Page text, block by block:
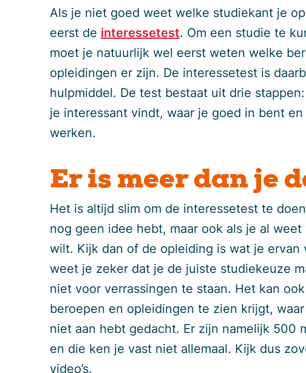
Als je niet goed weet welke studiekant je
eerst de interessetest. Om een studie te
moet je natuurlijk wel eerst weten welke
opleidingen er zijn. De interessetest is
hulpmiddel. De test bestaat uit drie
je interessant vindt, waar je goed in bent
werken.
Er is meer dan je
Het is altijd slim om de interessetest te
nog geen idee hebt, maar ook als je al
wilt. Kijk dan of de opleiding is wat je ervan
weet je zeker dat je de juiste studiekeuze
niet voor verrassingen te staan. Het kan
beroepen en opleidingen te zien krijgt,
niet aan hebt gedacht. Er zijn namelijk 500
en die ken je vast niet allemaal. Kijk dus
video’s.